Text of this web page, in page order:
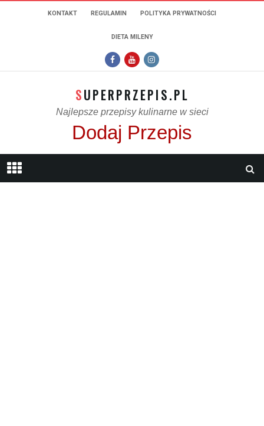
KONTAKT REGULAMIN POLITYKA PRYWATNOŚCI
DIETA MILENY
SUPERPRZEPIS.PL
Najlepsze przepisy kulinarne w sieci
Dodaj Przepis